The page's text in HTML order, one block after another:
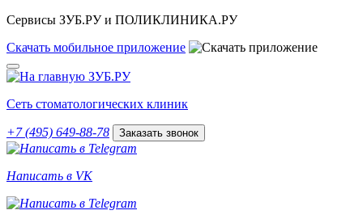
Сервисы ЗУБ.РУ и ПОЛИКЛИНИКА.РУ
Скачать мобильное приложение
Сеть стоматологических клиник
+7 (495) 649-88-78 Заказать звонок
Написать в VK